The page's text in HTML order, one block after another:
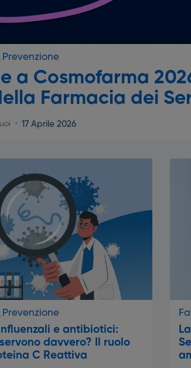
Prevenzione
a Cosmofarma
Farmacia dei
17 Aprile 2026
Prevenzione
e antibiotici:
davvero? Il ruolo
C Reattiva